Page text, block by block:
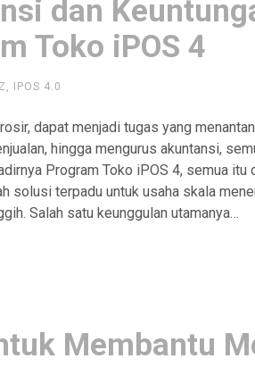
dan
Toko iPOS 4
, IPOS 4.0
dapat menjadi tugas yang
hingga mengurus akuntansi,
Program Toko iPOS 4, semua itu
solusi terpadu untuk usaha skala
Salah satu keunggulan utamanya…
Membantu